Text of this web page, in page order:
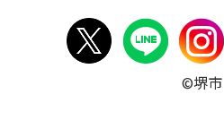
©堺市